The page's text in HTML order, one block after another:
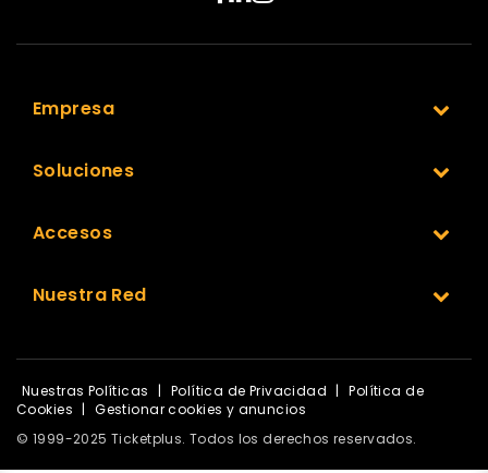
Empresa
Soluciones
Accesos
Nuestra Red
Nuestras Políticas | Política de Privacidad |
Política de
Cookies |
Gestionar cookies y anuncios
© 1999-2025 Ticketplus. Todos los derechos reservados.